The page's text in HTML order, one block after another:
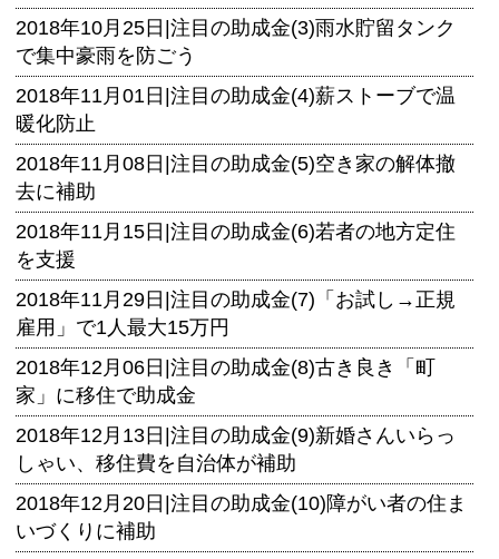
2018年10月25日| 注目の助成金(3)雨水貯留タンク
で集中豪雨を防ごう
2018年11月01日| 注目の助成金(4)薪ストーブで温
暖化防止
2018年11月08日| 注目の助成金(5)空き家の解体撤
去に補助
2018年11月15日| 注目の助成金(6)若者の地方定住
を支援
2018年11月29日| 注目の助成金(7)「お試し→正規
雇用」で1人最大15万円
2018年12月06日| 注目の助成金(8)古き良き「町
家」に移住で助成金
2018年12月13日| 注目の助成金(9)新婚さんいらっ
しゃい、移住費を自治体が補助
2018年12月20日| 注目の助成金(10)障がい者の住ま
いづくりに補助